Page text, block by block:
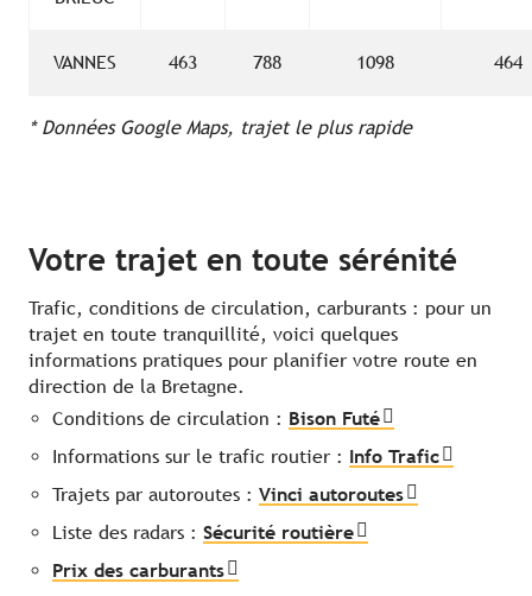
VANNES 463 788 1098 464
* Données Google Maps, trajet le plus rapide
Votre trajet en toute sérénité
Trafic, conditions de circulation, carburants : pour un
trajet en toute tranquillité, voici quelques
informations pratiques pour planifier votre route en
direction de la Bretagne.
Conditions de circulation : Bison Futé
Informations sur le trafic routier : Info Trafic
Trajets par autoroutes : Vinci autoroutes
Liste des radars : Sécurité routière
Prix des carburants